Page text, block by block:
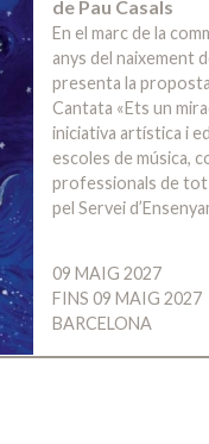
de Pau Casals
En el marc de la
anys del naixement
presenta la
Cantata «Ets un
iniciativa artística i
escoles de música,
professionals de tot
pel Servei
09 MAIG 2027
FINS 09 MAIG 2027
BARCELONA